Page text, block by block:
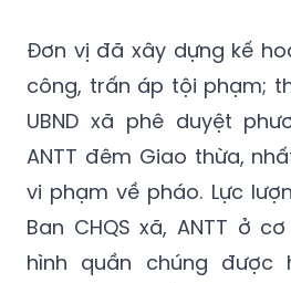
Đơn vị đã xây dựng kế
công, trấn áp tội phạm;
UBND xã phê duyệt
ANTT đêm Giao thừa,
vi phạm về pháo. Lực
Ban CHQS xã, ANTT ở
hình quần chúng